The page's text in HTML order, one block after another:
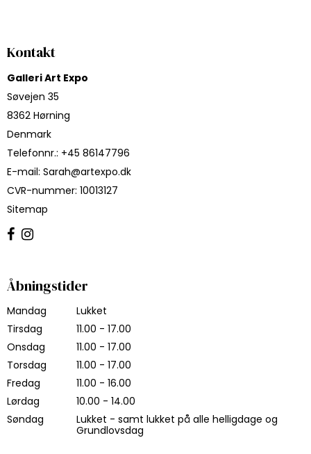
Kontakt
Galleri Art Expo
Søvejen 35
8362 Hørning
Denmark
Telefonnr.: +45 86147796
E-mail: Sarah@artexpo.dk
CVR-nummer: 10013127
Sitemap
Åbningstider
Mandag
Lukket
Tirsdag
11.00 - 17.00
Onsdag
11.00 - 17.00
Torsdag
11.00 - 17.00
Fredag
11.00 - 16.00
Lørdag
10.00 - 14.00
Søndag
Lukket - samt lukket på alle helligdage og
Grundlovsdag